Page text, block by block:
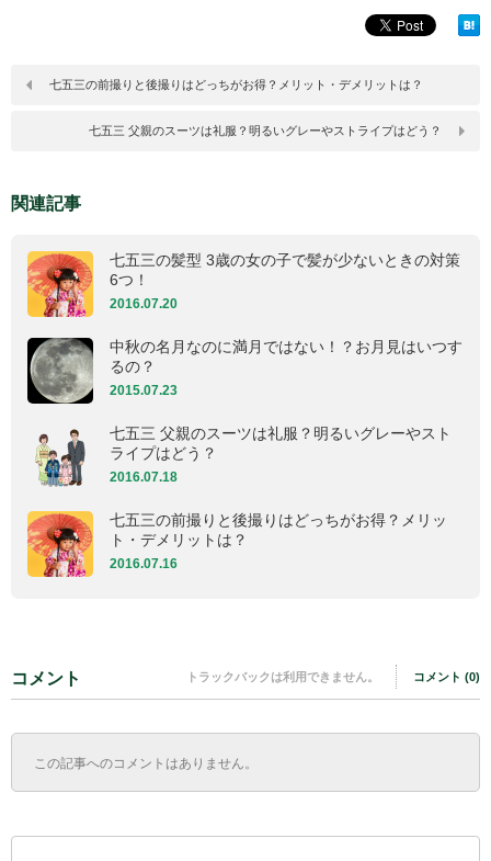
七五三の前撮りと後撮りはどっちがお得？メリット・デメリットは？
七五三 父親のスーツは礼服？明るいグレーやストライプはどう？
関連記事
七五三の髪型 3歳の女の子で髪が少ないときの対策
6つ！
2016.07.20
中秋の名月なのに満月ではない！？お月見はいつす
るの？
2015.07.23
七五三 父親のスーツは礼服？明るいグレーやスト
ライプはどう？
2016.07.18
七五三の前撮りと後撮りはどっちがお得？メリッ
ト・デメリットは？
2016.07.16
コメント トラックバックは利用できません。 コメント (0)
この記事へのコメントはありません。